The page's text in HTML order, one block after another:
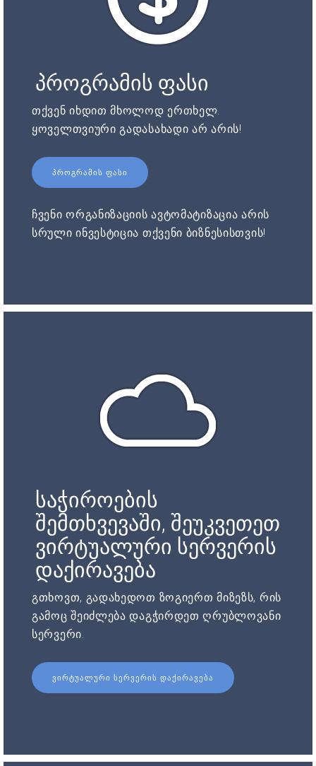
პროგრამის ფასი
თქვენ იხდით მხოლოდ ერთხელ.
ყოველთვიური გადასახადი არ არის!
ᲞᲠᲝᲒᲠᲐᲛᲘᲡ ᲤᲐᲡᲘ
ჩვენი ორგანიზაციის ავტომატიზაცია არის
სრული ინვესტიცია თქვენი ბიზნესისთვის!
საჭიროების
შემთხვევაში, შეუკვეთეთ
ვირტუალური სერვერის
დაქირავება
გთხოვთ, გადახედოთ ზოგიერთ მიზეზს, რის
გამოც შეიძლება დაგჭირდეთ ღრუბლოვანი
სერვერი.
ᲕᲘᲠᲢᲣᲐᲚᲣᲠᲘ ᲡᲔᲠᲕᲔᲠᲘᲡ ᲓᲐᲥᲘᲠᲐᲕᲔᲑᲐ